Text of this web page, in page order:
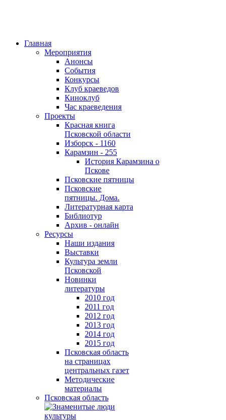
Главная
Мероприятия
Анонсы
События
Конкурсы
Клуб краеведов
Киноклуб
Час краеведения
Проекты
Красная книга
Псковской области
Изборск - 1160
Карамзин - 255
История Карамзина о
Пскове
Псковские пятницы
Псковские
пятницы. Дома.
Литературная карта
Библиотур
Архив - онлайн
Ресурсы
Наши издания
Выставки
Культура земли
Псковской
Новинки
литературы
2010 год
2011 год
2012 год
2013 год
2014 год
2015 год
Псковская область
на страницах
центральных газет
Методические
материалы
Псковская область